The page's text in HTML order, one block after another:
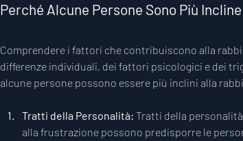
Perché Alcune Persone Sono Più
Comprendere i fattori che contribuiscono alla
differenze individuali, dei fattori psicologici e dei
alcune persone possono essere più inclini alla
Tratti della Personalità: Tratti della
alla frustrazione possono predisporre le